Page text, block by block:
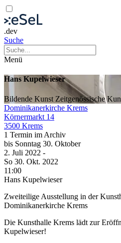
.dev
Suche
Menü
Hans Kupelwieser
Bildende Kunst Zeitgenössische
Dominikanerkirche Krems
Körnermarkt 14
3500 Krems
1 Termin im Archiv
bis Sonntag 30. Oktober
2. Juli 2022 -
So 30. Okt. 2022
11:00
Hans Kupelwieser
Zweiteilige Ausstellung in der
Dominikanerkirche Krems
Die Kunsthalle Krems lädt zur
Kupelwieser!